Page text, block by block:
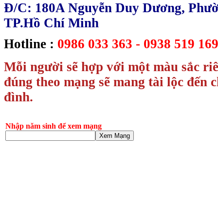
Đ/C: 180A Nguyễn Duy Dương,
TP.Hồ Chí Minh
Hotline : 0986 033 363 - 0938 519
Mỗi người sẽ hợp với một màu sắc
đúng theo mạng sẽ mang tài lộc đến
đình.
Nhập năm sinh để xem mạng
Xem Mạng